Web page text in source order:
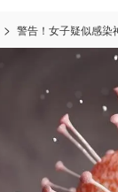
警告！女子疑似感染